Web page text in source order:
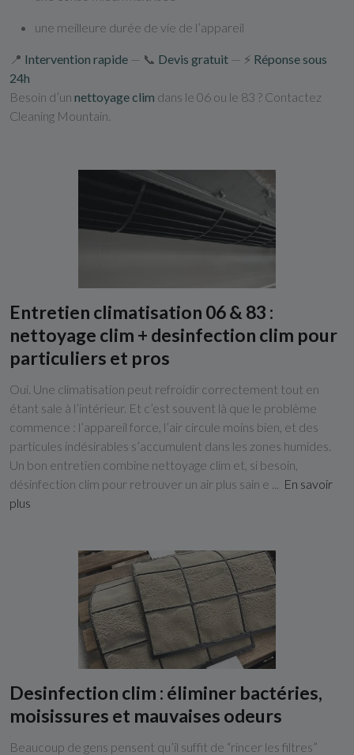
une meilleure durée de vie de l’appareil
📍 Intervention rapide — 📞 Devis gratuit — ⚡ Réponse sous
24h
Besoin d’un nettoyage clim dans le 06 ou le 83 ? Contactez
Cleaning Mountain.
Entretien climatisation 06 & 83 :
nettoyage clim + desinfection clim pour
particuliers et pros
Oui. Une climatisation peut refroidir correctement tout en
étant sale à l’intérieur. Et c’est souvent là que le problème
commence : l’appareil force, l’air circule moins bien, et des
particules indésirables s’accumulent dans les zones humides.
Un bon entretien combine nettoyage clim et, si besoin,
désinfection clim pour retrouver un air plus sain e ...
En savoir
plus
Desinfection clim : éliminer bactéries,
moisissures et mauvaises odeurs
Beaucoup de gens pensent qu’il suffit de “rincer les filtres”